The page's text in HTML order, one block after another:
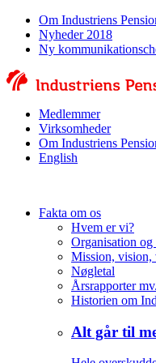
Om Industriens
Nyheder 2018
Ny
Medlemmer
Virksomheder
Om Industriens
English
Fakta om os
Hvem er vi?
Organisation
Mission,
Nøgletal
Årsrapporter mv.
Historien om
Alt går til